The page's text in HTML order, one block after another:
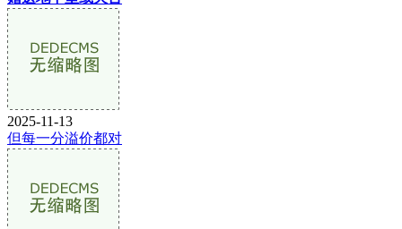
2025-11-13
但每一分溢价都对